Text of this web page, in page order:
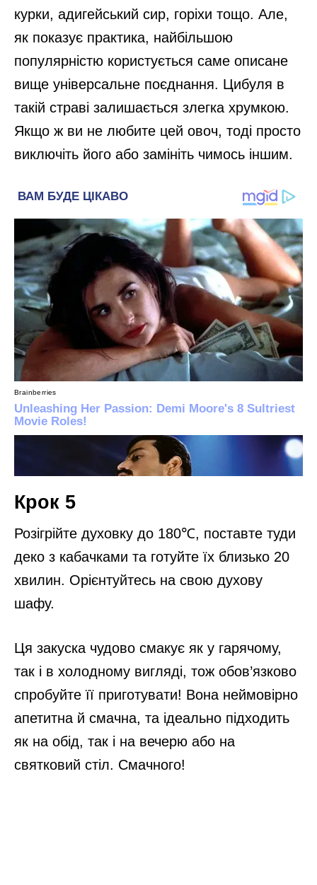
курки, адигейський сир, горіхи тощо. Але,
як показує практика, найбільшою
популярністю користується саме описане
вище універсальне поєднання. Цибуля в
такій страві залишається злегка хрумкою.
Якщо ж ви не любите цей овоч, тоді просто
виключіть його або замініть чимось іншим.